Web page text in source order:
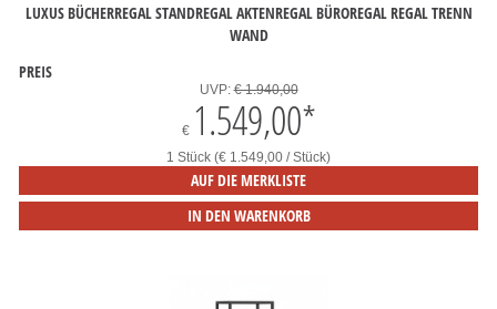
LUXUS BÜCHERREGAL STANDREGAL AKTENREGAL BÜROREGAL REGAL TRENN
WAND
PREIS
UVP:€ 1.940,00
€ 1.549,00*
1 Stück (€ 1.549,00 / Stück)
AUF DIE MERKLISTE
IN DEN WARENKORB